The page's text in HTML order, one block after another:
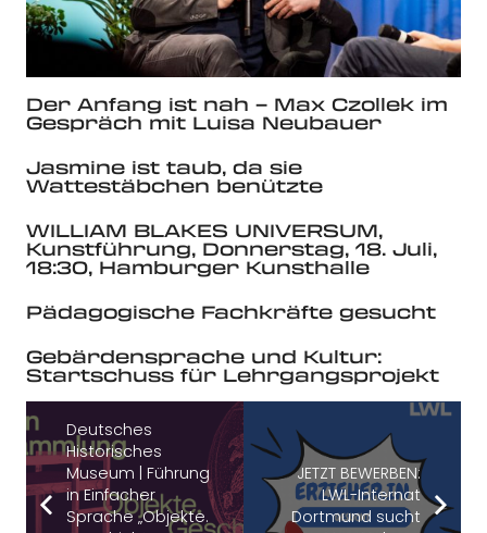
Der Anfang ist nah – Max Czollek im
Gespräch mit Luisa Neubauer
Jasmine ist taub, da sie
Wattestäbchen benützte
WILLIAM BLAKES UNIVERSUM,
Kunstführung, Donnerstag, 18. Juli,
18:30, Hamburger Kunsthalle
Pädagogische Fachkräfte gesucht
Gebärdensprache und Kultur:
Startschuss für Lehrgangsprojekt
Deutsches
Historisches
Museum | Führung
in Einfacher
Sprache „Objekte.
JETZT BEWERBEN:
LWL-Internat
Dortmund sucht